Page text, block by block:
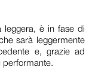
leggera, è in fase di
sarà leggermente
e, grazie ad
performante.